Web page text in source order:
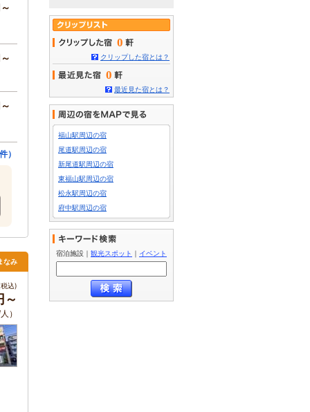
）
なみ
込)
）
0
クリップした宿とは？
0
最近見た宿とは？
福山駅周辺の宿
尾道駅周辺の宿
新尾道駅周辺の宿
東福山駅周辺の宿
松永駅周辺の宿
府中駅周辺の宿
宿泊施設 ｜ 観光スポット ｜ イベント